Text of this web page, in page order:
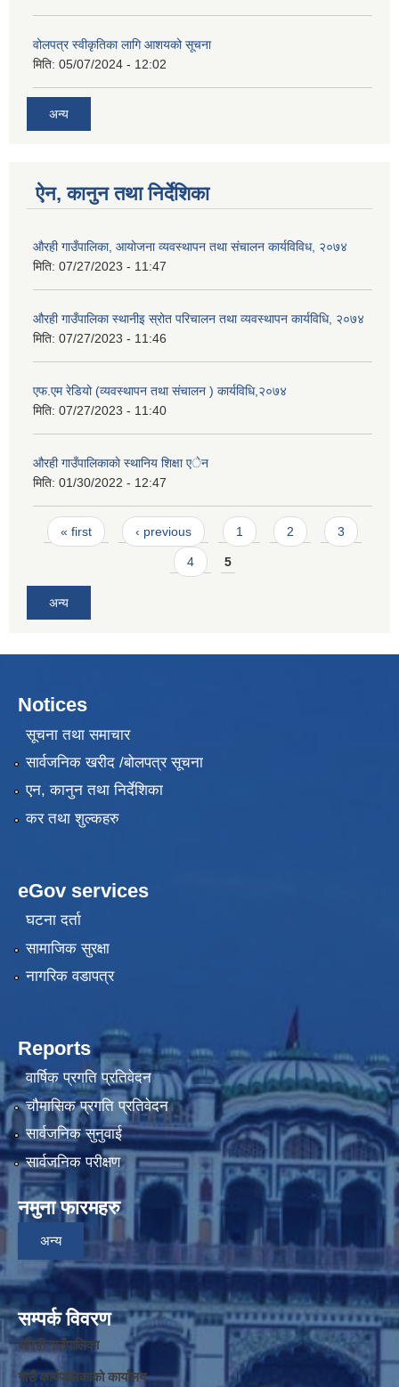
वोलपत्र स्वीकृतिका लागि आशयको सूचना
मिति: 05/07/2024 - 12:02
अन्य
ऐन, कानुन तथा निर्देशिका
औरही गाउँपालिका, आयोजना व्यवस्थापन तथा संचालन कार्यविविध, २०७४
मिति: 07/27/2023 - 11:47
औरही गाउँपालिका स्थानीइ स्रोत परिचालन तथा व्यवस्थापन कार्यविधि, २०७४
मिति: 07/27/2023 - 11:46
एफ.एम रेडियो (व्यवस्थापन तथा संचालन ) कार्यविधि,२०७४
मिति: 07/27/2023 - 11:40
औरही गाउँपालिकाकाे स्थानिय शिक्षा एेन
मिति: 01/30/2022 - 12:47
Pages
« first ‹ previous 1 2 3
4 5
अन्य
Notices
सूचना तथा समाचार
सार्वजनिक खरीद /बोलपत्र सूचना
एन, कानुन तथा निर्देशिका
कर तथा शुल्कहरु
eGov services
घटना दर्ता
सामाजिक सुरक्षा
नागरिक वडापत्र
Reports
वार्षिक प्रगति प्रतिवेदन
चौमासिक प्रगति प्रतिवेदन
सार्वजनिक सुनुवाई
सार्वजनिक परीक्षण
नमुना फारमहरु
अन्य
सम्पर्क विवरण
औरही गाउँपालिका
गाउँ कार्यपालिकाको कार्यालय